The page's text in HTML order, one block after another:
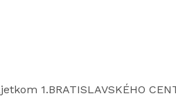
1.BRATISLAVSKÉHO